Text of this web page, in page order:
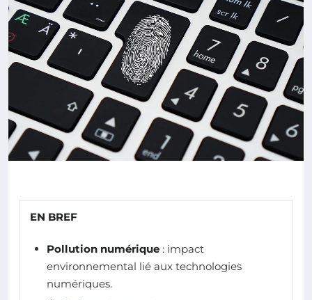
EN BREF
Pollution numérique : impact
environnemental lié aux technologies
numériques.